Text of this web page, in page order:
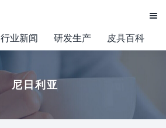

行业新闻 研发生产 皮具百科
尼日利亚